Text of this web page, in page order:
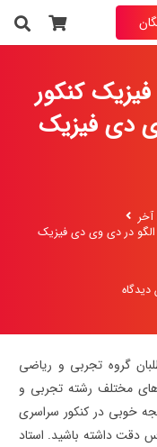
کنکور
وی دی فیزیک
تدریس مبحث آینه کاو فیزیک کنکور فقط در 1 الگو در دی وی دی فیزیک
دیدگاه
گروه تجربی و ریاضی
مختلف رشته‌ تجربی و
خوبی در کنکور سراسری
دقت داشته باشید. استاد